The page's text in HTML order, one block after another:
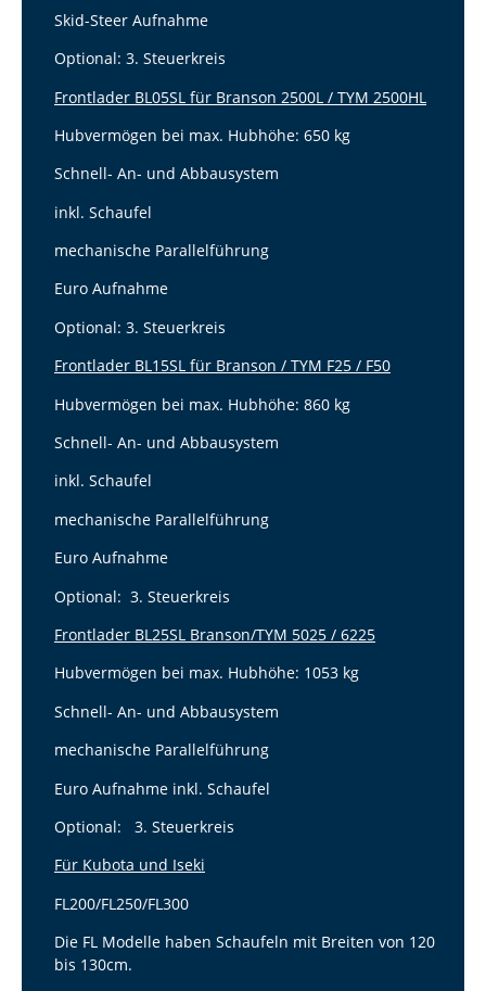
Skid-Steer Aufnahme
Optional: 3. Steuerkreis
Frontlader BL05SL für Branson 2500L / TYM 2500HL
Hubvermögen bei max. Hubhöhe: 650 kg
Schnell- An- und Abbausystem
inkl. Schaufel
mechanische Parallelführung
Euro Aufnahme
Optional: 3. Steuerkreis
Frontlader BL15SL für Branson / TYM F25 / F50
Hubvermögen bei max. Hubhöhe: 860 kg
Schnell- An- und Abbausystem
inkl. Schaufel
mechanische Parallelführung
Euro Aufnahme
Optional: 3. Steuerkreis
Frontlader BL25SL Branson/TYM 5025 / 6225
Hubvermögen bei max. Hubhöhe: 1053 kg
Schnell- An- und Abbausystem
mechanische Parallelführung
Euro Aufnahme inkl. Schaufel
Optional: 3. Steuerkreis
Für Kubota und Iseki
FL200/FL250/FL300
Die FL Modelle haben Schaufeln mit Breiten von 120
bis 130cm.